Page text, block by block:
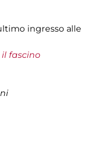
ingresso alle
fascino